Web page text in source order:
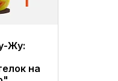
Жу:
на